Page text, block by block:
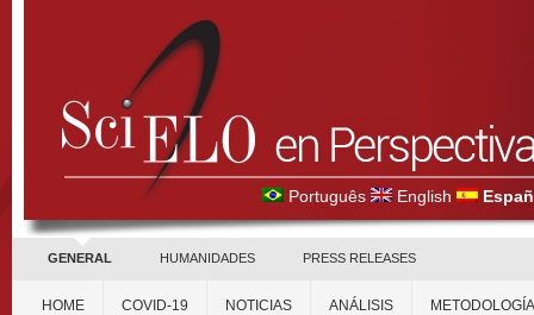
Português English
GENERAL HUMANIDADES PRESS RELEASES
HOME COVID-19 NOTICIAS ANÁLISIS METODOLOGÍA